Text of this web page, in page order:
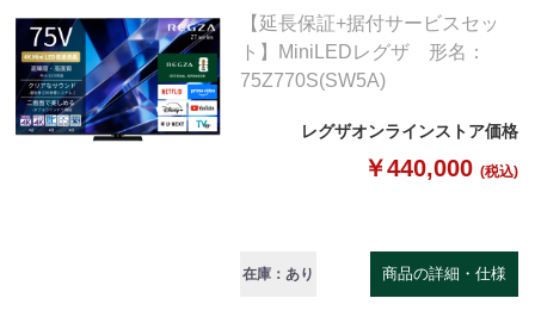
【延長保証+据付サービスセッ
ト】MiniLEDレグザ 形名：
75Z770S(SW5A)
レグザオンラインストア価格
￥440,000 (税込)
在庫：あり 商品の詳細・仕様